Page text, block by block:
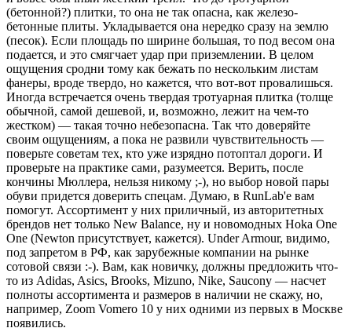
(бетонной?) плитки, то она не так опасна, как железо-
бетонные плиты. Укладывается она нередко сразу на землю
(песок). Если площадь по ширине большая, то под весом она
подается, и это смягчает удар при приземлении. В целом
ощущения сродни тому как бежать по нескольким листам
фанеры, вроде твердо, но кажется, что вот-вот провалишься.
Иногда встречается очень твердая тротуарная плитка (толще
обычной, самой дешевой, и, возможно, лежит на чем-то
жестком) — такая точно небезопасна. Так что доверяйте
своим ощущениям, а пока не развили чувствительность —
поверьте советам тех, кто уже изрядно потоптал дороги. И
проверьте на практике сами, разумеется. Верить, после
кончины Мюллера, нельзя никому ;-), но выбор новой пары
обуви придется доверить спецам. Думаю, в RunLab'е вам
помогут. Ассортимент у них приличный, из авторитетных
брендов нет только New Balance, ну и новомодных Hoka One
One (Newton присутствует, кажется). Under Armour, видимо,
под запретом в РФ, как зарубежные компании на рынке
сотовой связи :-). Вам, как новичку, должны предложить что-
то из Adidas, Asics, Brooks, Mizuno, Nike, Saucony — насчет
полноты ассортимента и размеров в наличии не скажу, но,
например, Zoom Vomero 10 у них одними из первых в Москве
появились.